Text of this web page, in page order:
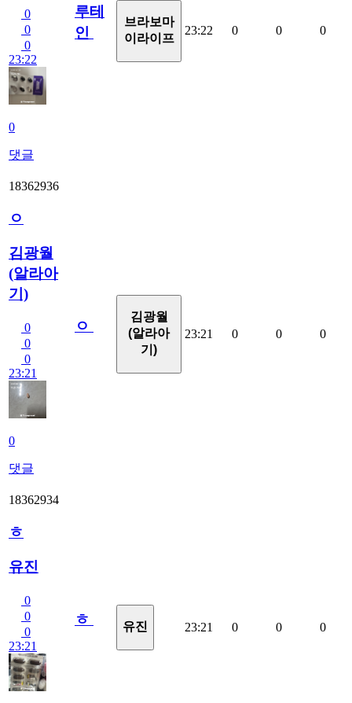
0
0
0
23:22
0
댓글
루테
인
브라보마
이라이프
23:22 0 0 0
18362936
ㅇ
김광월
(알라아
기)
0
0
0
23:21
0
댓글
ㅇ
김광월
(알라아
기)
23:21 0 0 0
18362934
ㅎ
유진
0
0
0
23:21
ㅎ 유진 23:21 0 0 0